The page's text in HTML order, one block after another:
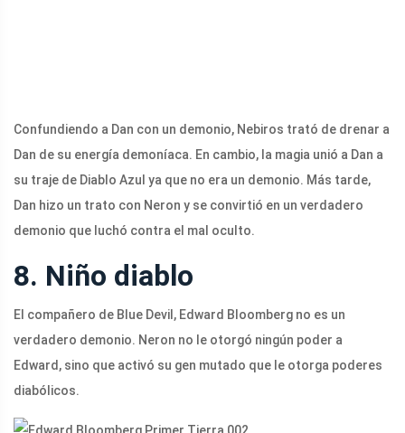
Confundiendo a Dan con un demonio, Nebiros trató de drenar a
Dan de su energía demoníaca. En cambio, la magia unió a Dan a
su traje de Diablo Azul ya que no era un demonio. Más tarde,
Dan hizo un trato con Neron y se convirtió en un verdadero
demonio que luchó contra el mal oculto.
8. Niño diablo
El compañero de Blue Devil, Edward Bloomberg no es un
verdadero demonio. Neron no le otorgó ningún poder a
Edward, sino que activó su gen mutado que le otorga poderes
diabólicos.